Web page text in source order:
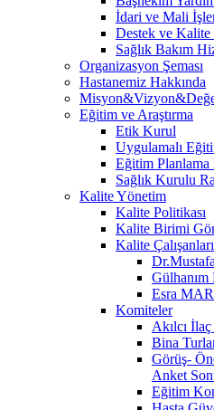
İdari ve Mali
Destek ve
Sağlık Bakım
Organizasyon Şeması
Hastanemiz Hakkında
Eğitim ve Araştırma
Etik Kurul
Uygulamalı
Eğitim
Sağlık Kurulu
Kalite Yönetim
Kalite Politikası
Kalite Birimi
Kalite Çalışanları
Esra
Komiteler
Akılcı
Bina
Görüş-
Anket
Eğitim